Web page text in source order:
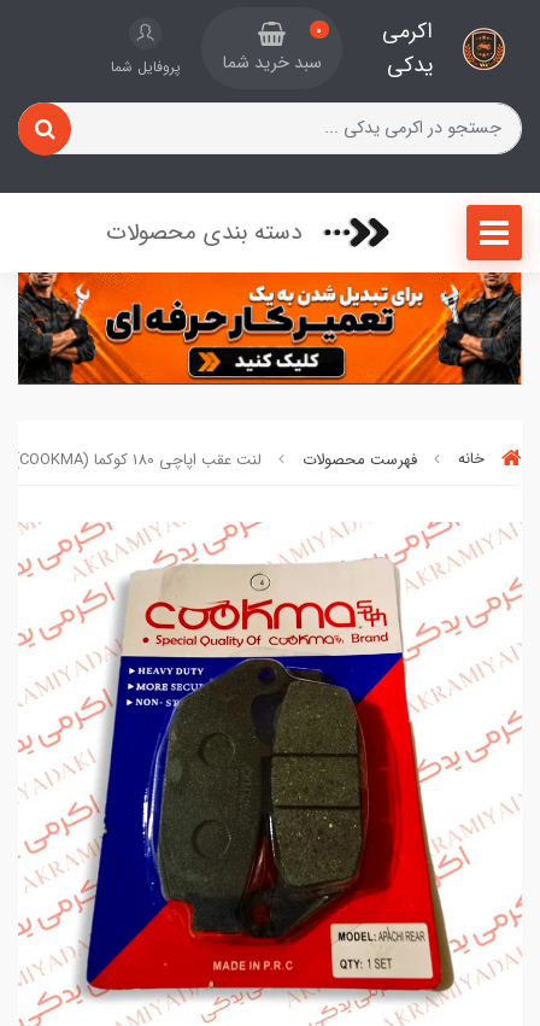
اکرمی
یدکی
0
سبد خرید شما پروفایل شما
دسته بندی محصولات
خانه فهرست محصولات لنت عقب اپاچی 180 کوکما (COOKMA) کد 0120